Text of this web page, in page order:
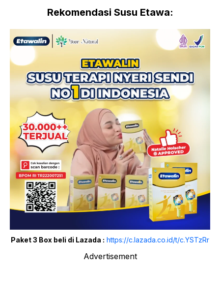
Rekomendasi Susu Etawa:
Paket 3 Box beli di Lazada : https://c.lazada.co.id/t/c.YSTzRr
Advertisement